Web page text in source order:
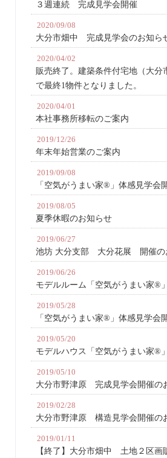
３週連続 完成見学会開催
大分市畑中 完成見学会のお知ら
2020/09/08
販売終了。建築条件付宅地（大分
で最終1物件となりました。
2020/04/02
本社事務所移転のご案内
2020/04/01
年末年始営業のご案内
2019/12/26
「空気がうまい家®」体感見学会
2019/09/08
夏季休暇のお知らせ
2019/08/05
池坊 大分支部 大分花展 開催の
2019/06/27
モデルルーム「空気がうまい家
2019/06/26
「空気がうまい家®」体感見学会
2019/05/28
モデルハウス「空気がうまい家
2019/05/20
大分市野津原 完成見学会開催の
2019/05/10
大分市野津原 構造見学会開催の
2019/02/28
【終了】大分市畑中 土地２区画
2019/01/11